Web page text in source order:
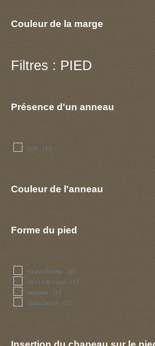
Couleur de la marge
Filtres : PIED
Présence d'un anneau
non (1)
Couleur de l'anneau
Forme du pied
claviforme (1)
cylindrique (1)
massue (1)
tubulaire (1)